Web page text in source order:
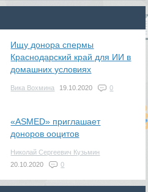
Ищу донора спермы
Краснодарский край для ИИ в
домашних условиях
Вика Вохмина 19.10.2020 0
«ASMED» приглашает
доноров ооцитов
Николай Сергеевич Кузьмин
20.10.2020
0